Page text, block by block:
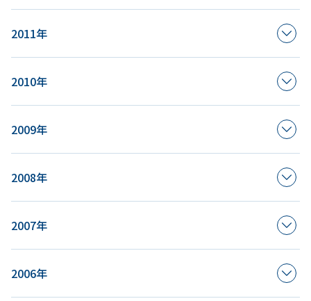
2011年
2010年
2009年
2008年
2007年
2006年